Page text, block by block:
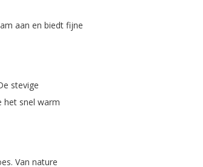
aan en biedt fijne
stevige
het snel warm
Van nature